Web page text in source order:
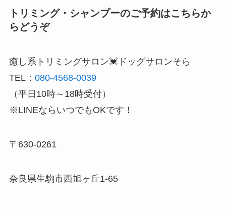
トリミング・シャンプーのご予約はこちらか
らどうぞ
癒し系トリミングサロン💓ドッグサロンそら
TEL： 080-4568-0039
（平日10時～18時受付）
※LINEならいつでもOKです！
〒630-0261
奈良県生駒市西旭ヶ丘1-65